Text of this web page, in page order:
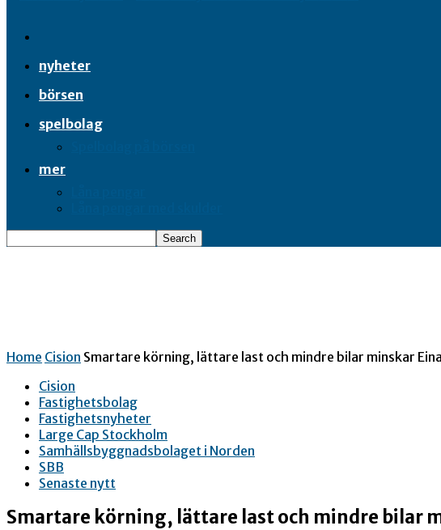
nyheter
börsen
spelbolag
mer
Home Cision Smartare körning, lättare last och mindre bilar minskar
Cision
Fastighetsbolag
Fastighetsnyheter
Large Cap Stockholm
Samhällsbyggnadsbolaget i Norden
SBB
Senaste nytt
Smartare körning, lättare last och mindre bilar